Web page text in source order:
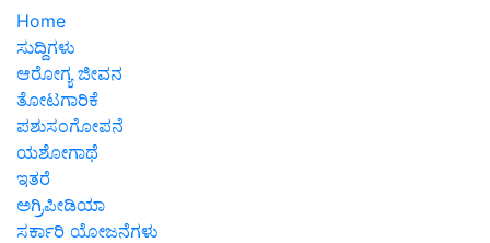
Home
ಸುದ್ದಿಗಳು
ಆರೋಗ್ಯ ಜೀವನ
ತೋಟಗಾರಿಕೆ
ಪಶುಸಂಗೋಪನೆ
ಯಶೋಗಾಥೆ
ಇತರೆ
ಅಗ್ರಿಪೀಡಿಯಾ
ಸರ್ಕಾರಿ ಯೋಜನೆಗಳು